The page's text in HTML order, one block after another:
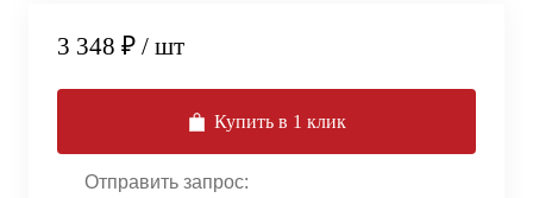
3 348 ₽ / шт
Купить в 1 клик
Отправить запрос: